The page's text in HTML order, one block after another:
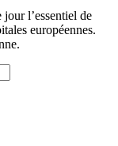
l’essentiel de
européennes.